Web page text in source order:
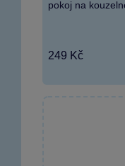
pokoj na
249 Kč